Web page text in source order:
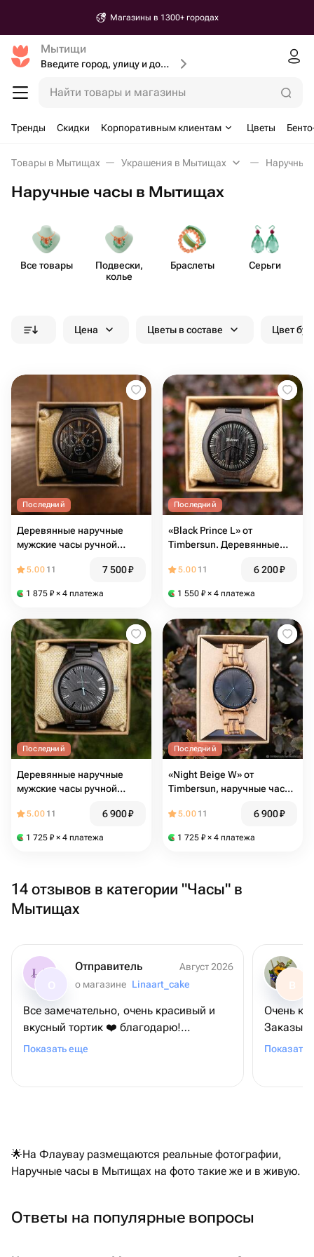
Магазины в 1300+ городах
Мытищи
Введите город, улицу и дом доставки
Найти товары и магазины
Тренды Скидки Корпоративным клиентам Цветы
Товары в Мытищах Украшения в Мытищах
Наручные часы в Мытищах
Все товары
Подвески,
колье
Браслеты Серьги
Цена Цветы в составе Цвет
Последний
Деревянные наручные
мужские часы ручной
Timbersun
5.00 11 7 500₽
1 875 ₽ × 4 платежа
Последний
«Black Prince L» от
Timbersun. Деревянные
работы
5.00 11 6 200₽
1 550 ₽ × 4 платежа
Последний
Деревянные наручные
мужские часы ручной
Timbersun
5.00 11 6 900₽
1 725 ₽ × 4 платежа
Последний
«Night Beige W» от
Timbersun, наручные часы
5.00 11 6 900₽
1 725 ₽ × 4 платежа
14 отзывов в категории "Часы" в
Мытищах
Отправитель
Август 2026
о магазине Linaart_cake
Все замечательно, очень красивый и
вкусный тортик ❤️ благодарю!
Привезли вовремя🙌🏻
Показать еще
В
Очень
слегка
Показать
🌟На Флаувау размещаются реальные фотографии,
Наручные часы в Мытищах на фото такие же и в живую.
Ответы на популярные вопросы